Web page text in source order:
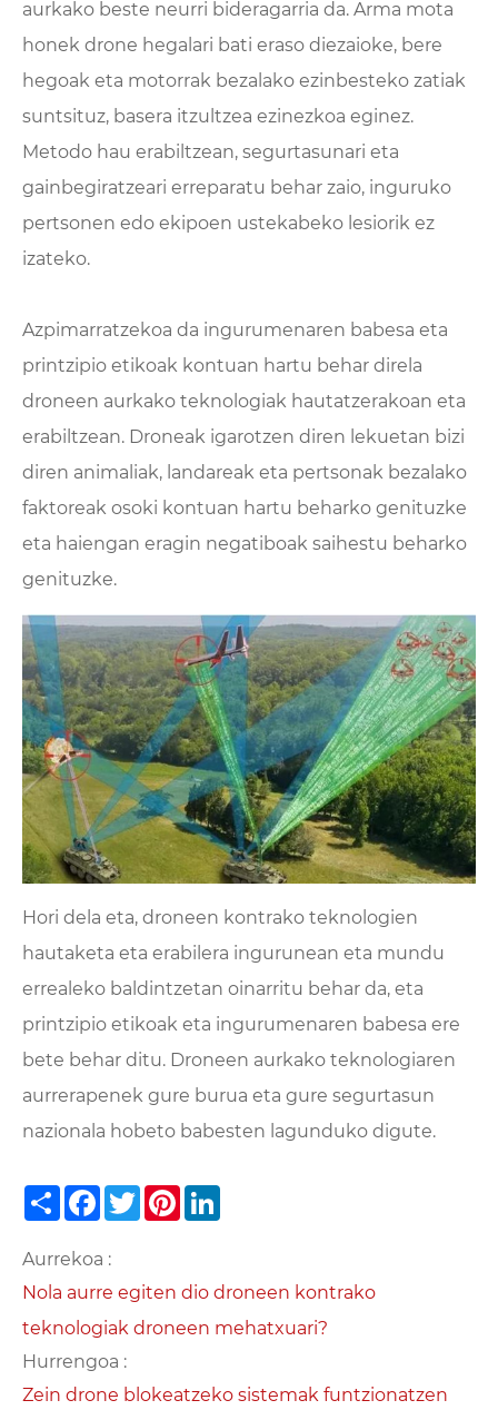
aurkako beste neurri bideragarria da. Arma mota
honek drone hegalari bati eraso diezaioke, bere
hegoak eta motorrak bezalako ezinbesteko zatiak
suntsituz, basera itzultzea ezinezkoa eginez.
Metodo hau erabiltzean, segurtasunari eta
gainbegiratzeari erreparatu behar zaio, inguruko
pertsonen edo ekipoen ustekabeko lesiorik ez
izateko.
Azpimarratzekoa da ingurumenaren babesa eta
printzipio etikoak kontuan hartu behar direla
droneen aurkako teknologiak hautatzerakoan eta
erabiltzean. Droneak igarotzen diren lekuetan bizi
diren animaliak, landareak eta pertsonak bezalako
faktoreak osoki kontuan hartu beharko genituzke
eta haiengan eragin negatiboak saihestu beharko
genituzke.
Hori dela eta, droneen kontrako teknologien
hautaketa eta erabilera ingurunean eta mundu
errealeko baldintzetan oinarritu behar da, eta
printzipio etikoak eta ingurumenaren babesa ere
bete behar ditu. Droneen aurkako teknologiaren
aurrerapenek gure burua eta gure segurtasun
nazionala hobeto babesten lagunduko digute.
ShareFacebookTwitterPinterest
Aurrekoa :
Nola aurre egiten dio droneen kontrako
teknologiak droneen mehatxuari?
Hurrengoa :
Zein drone blokeatzeko sistemak funtzionatzen